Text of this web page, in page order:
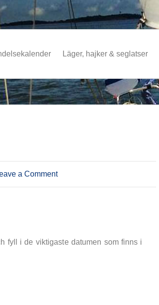
Läger, hajker & seglatser
a Commenton
fyll i de viktigaste datumen som finns i